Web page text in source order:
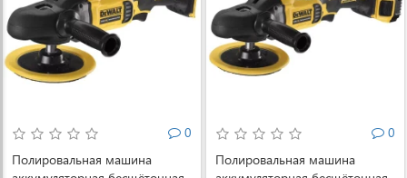
0
Полировальная машина
0
Полировальная машина